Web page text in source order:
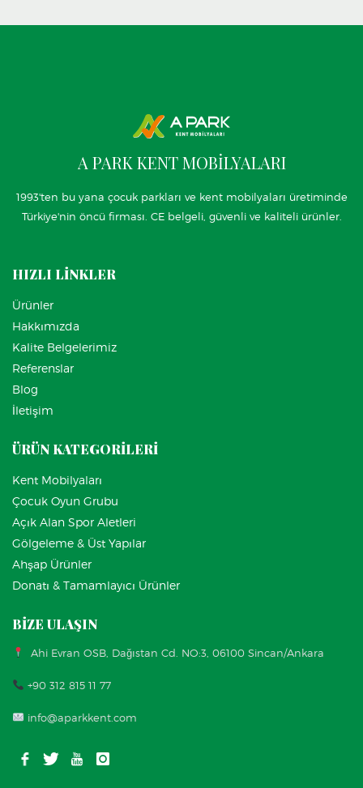
A PARK KENT MOBİLYALARI
1993'ten bu yana çocuk parkları ve kent mobilyaları üretiminde
Türkiye'nin öncü firması. CE belgeli, güvenli ve kaliteli ürünler.
HIZLI LİNKLER
Ürünler
Hakkımızda
Kalite Belgelerimiz
Referenslar
Blog
İletişim
ÜRÜN KATEGORİLERİ
Kent Mobilyaları
Çocuk Oyun Grubu
Açık Alan Spor Aletleri
Gölgeleme & Üst Yapılar
Ahşap Ürünler
Donatı & Tamamlayıcı Ürünler
BİZE ULAŞIN
Ahi Evran OSB, Dağıstan Cd. NO:3, 06100 Sincan/Ankara
+90 312 815 11 77
info@aparkkent.com